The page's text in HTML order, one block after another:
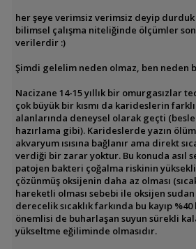
her şeye verimsiz verimsiz deyip durduk
bilimsel çalışma niteliğinde ölçümler
verilerdir :)
Şimdi gelelim neden olmaz, ben neden
Nacizane 14-15 yıllık bir omurgasızlar
çok büyük bir kısmı da karideslerin
alanlarında deneysel olarak geçti
hazırlama gibi). Karideslerde yazın
akvaryum ısısına bağlanır ama direkt
verdiği bir zarar yoktur. Bu konuda asıl
patojen bakteri çoğalma riskinin
çözünmüş oksijenin daha az olması
hareketli olması sebebi ile oksijen sudan
derecelik sıcaklık farkında bu kayıp
önemlisi de buharlaşan suyun sürekli
yükseltme eğiliminde olmasıdır.